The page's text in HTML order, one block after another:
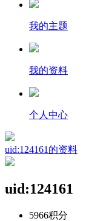
我的主题
我的资料
个人中心
uid:124161的资料
uid:124161
5966积分